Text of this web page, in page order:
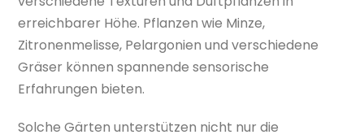
erreichbarer Höhe. Pflanzen wie Minze,
Zitronenmelisse, Pelargonien und verschiedene
Gräser können spannende sensorische
Erfahrungen bieten.
Solche Gärten unterstützen nicht nur die